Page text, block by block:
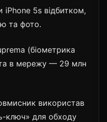
iPhone 5s відбитком,
та фото.
(біометрика
в мережу — 29 млн
використав
ключ» для обходу